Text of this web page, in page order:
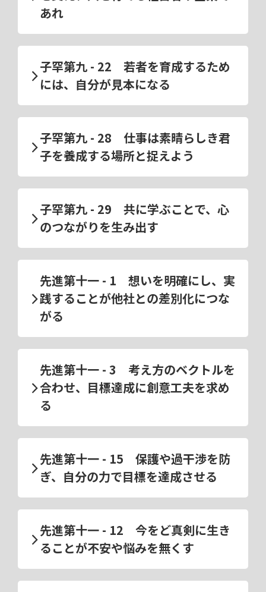
あれ
子罕第九 - 22 若者を育成するため
には、自分が見本になる
子罕第九 - 28 仕事は素晴らしき君
子を養成する場所と捉えよう
子罕第九 - 29 共に学ぶことで、心
のつながりを生み出す
先進第十一 - 1 想いを明確にし、実
践することが他社との差別化につな
がる
先進第十一 - 3 考え方のベクトルを
合わせ、目標達成に創意工夫を求め
る
先進第十一 - 15 保護や過干渉を防
ぎ、自分の力で目標を達成させる
先進第十一 - 12 今をど真剣に生き
ることが不安や悩みを無くす